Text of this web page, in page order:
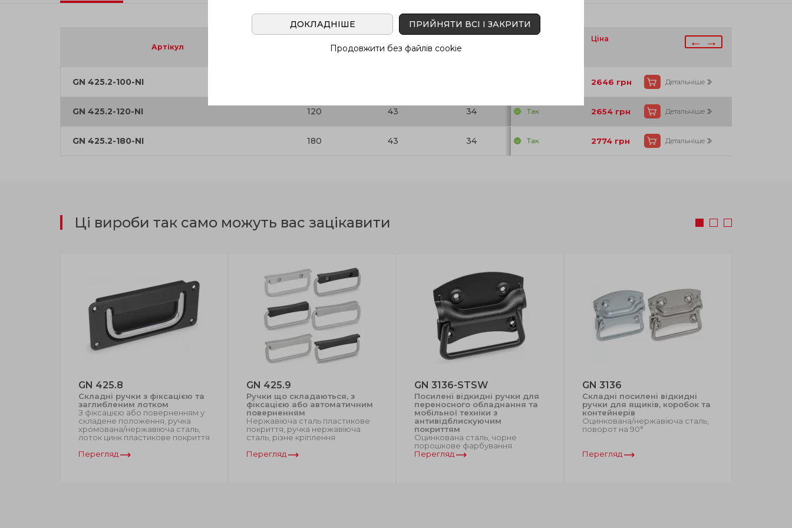
Артікул
Ціна ← →
GN 425.2-100-NI 2646 грн Детальніше
GN 425.2-120-NI 120 43 34 Так 2654 грн Детальніше
GN 425.2-180-NI 180 43 34 Так 2774 грн Детальніше
Ці вироби так само можуть вас зацікавити
GN 425.8
Складні ручки з фіксацією та
заглибленим лотком
З фіксацією або поверненням у
складене положення, ручка
хромована/нержавіюча сталь,
лоток цинк пластикове покриття
Перегляд
GN 425.9
Ручки що складаються, з
фіксацією або автоматичним
поверненням
Нержавіюча сталь пластикове
покриття, ручка нержавіюча
сталь, різне кріплення
Перегляд
GN 3136-STSW
Посилені відкидні ручки для
переносного обладнання та
мобільної техніки з
антивідблискуючим
покриттям
Оцинкована сталь, чорне
порошкове фарбування
Перегляд
GN 3136
Складні посилені відкидні
ручки для ящиків, коробок та
контейнерів
Оцинкована/нержавіюча сталь,
поворот на 90°
Перегляд
ДОКЛАДНІШЕ ПРИЙНЯТИ ВСІ І ЗАКРИТИ
Продовжити без файлів cookie